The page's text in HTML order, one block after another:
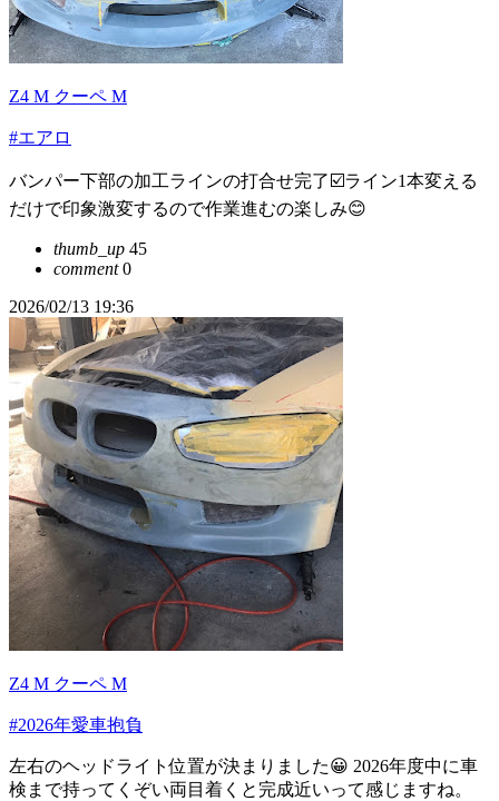
Z4 M クーペ M
#エアロ
バンパー下部の加工ラインの打合せ完了☑️ライン1本変える
だけで印象激変するので作業進むの楽しみ😊
thumb_up 45
comment0
2026/02/13 19:36
Z4 M クーペ M
#2026年愛車抱負
左右のヘッドライト位置が決まりました😀 2026年度中に車
検まで持ってくぞい両目着くと完成近いって感じますね。